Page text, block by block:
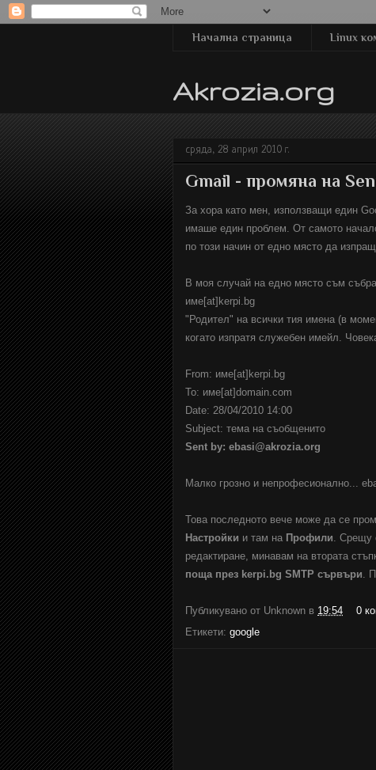
Начална страница Linux
Akrozia.org
сряда, 28 април 2010 г.
Gmail - промяна на
За хора като мен, използващи един
имаше един проблем. От самото
по този начин от едно място да
В моя случай на едно място съм
име[at]kerpi.bg
"Родител" на всички тия имена (в
когато изпратя служебен имейл.
From: име[at]kerpi.bg
To: име[at]domain.com
Date: 28/04/2010 14:00
Subject: тема на съобщенито
Sent by: ebasi@akrozia.org
Малко грозно и непрофесионално...
Това последното вече може да се
Настройки и там на Профили .
редактиране, минавам на втората
поща през kerpi.bg SMTP сървъри .
Публикувано от Unknown в 19:54
0
Етикети: google